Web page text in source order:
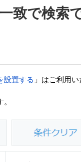
致で検索
設置する 」はご利用